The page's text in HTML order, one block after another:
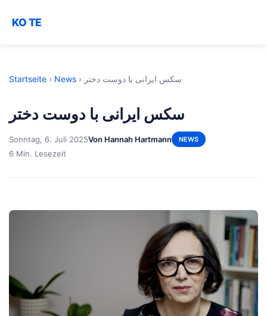
KO TE
Startseite › News › سکس ایرانی با دوست دختر
سکس ایرانی با دوست دختر
Sonntag, 6. Juli 2025Von Hannah Hartmann NEWS
6 Min. Lesezeit